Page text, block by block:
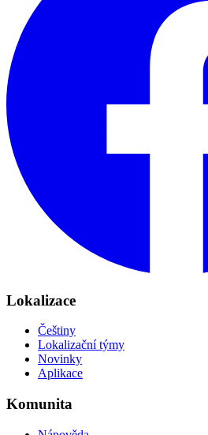
Lokalizace
Češtiny
Lokalizační týmy
Novinky
Aplikace
Komunita